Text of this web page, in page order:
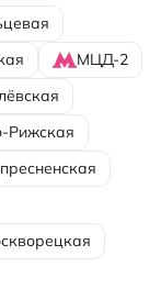
МЦД-2
Рижская